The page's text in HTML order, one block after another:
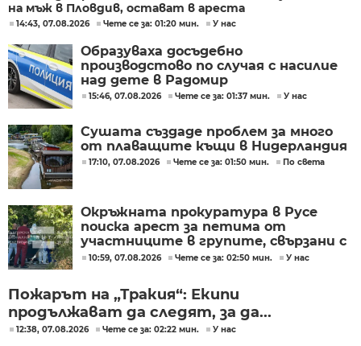
на мъж в Пловдив, остават в ареста
14:43, 07.08.2026 Чете се за: 01:20 мин. У нас
Образуваха досъдебно
производстово по случая с насилие
над дете в Радомир
15:46, 07.08.2026 Чете се за: 01:37 мин. У нас
Сушата създаде проблем за много
от плаващите къщи в Нидерландия
17:10, 07.08.2026 Чете се за: 01:50 мин. По света
Окръжната прокуратура в Русе
поиска арест за петима от
участниците в групите, свързани с
разбитата лаборатория за
10:59, 07.08.2026 Чете се за: 02:50 мин. У нас
Пожарът на „Тракия“: Екипи
продължават да следят, за да...
12:38, 07.08.2026 Чете се за: 02:22 мин. У нас